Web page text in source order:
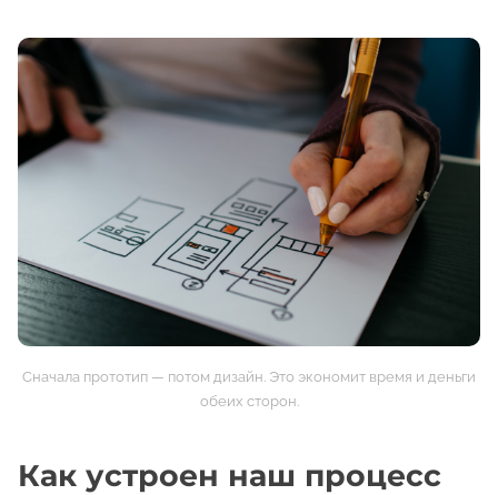
Сначала прототип — потом дизайн. Это экономит время и деньги
обеих сторон.
Как устроен наш процесс